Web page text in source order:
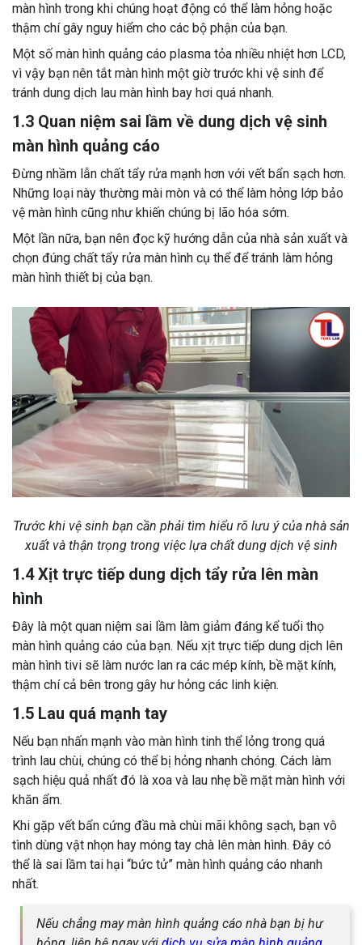
màn hình trong khi chúng hoạt động có thể làm hỏng hoặc
thậm chí gây nguy hiểm cho các bộ phận của bạn.
Một số màn hình quảng cáo plasma tỏa nhiều nhiệt hơn LCD,
vì vậy bạn nên tắt màn hình một giờ trước khi vệ sinh để
tránh dung dịch lau màn hình bay hơi quá nhanh.
1.3 Quan niệm sai lầm về dung dịch vệ sinh
màn hình quảng cáo
Đừng nhầm lẫn chất tẩy rửa mạnh hơn với vết bẩn sạch hơn.
Những loại này thường mài mòn và có thể làm hỏng lớp bảo
vệ màn hình cũng như khiến chúng bị lão hóa sớm.
Một lần nữa, bạn nên đọc kỹ hướng dẫn của nhà sản xuất và
chọn đúng chất tẩy rửa màn hình cụ thể để tránh làm hỏng
màn hình thiết bị của bạn.
Trước khi vệ sinh bạn cần phải tìm hiểu rõ lưu ý của nhà sản
xuất và thận trọng trong việc lựa chất dung dịch vệ sinh
1.4 Xịt trực tiếp dung dịch tẩy rửa lên màn
hình
Đây là một quan niệm sai lầm làm giảm đáng kể tuổi thọ
màn hình quảng cáo của bạn. Nếu xịt trực tiếp dung dịch lên
màn hình tivi sẽ làm nước lan ra các mép kính, bề mặt kính,
thậm chí cả bên trong gây hư hỏng các linh kiện.
1.5 Lau quá mạnh tay
Nếu bạn nhấn mạnh vào màn hình tinh thể lỏng trong quá
trình lau chùi, chúng có thể bị hỏng nhanh chóng. Cách làm
sạch hiệu quả nhất đó là xoa và lau nhẹ bề mặt màn hình với
khăn ẩm.
Khi gặp vết bẩn cứng đầu mà chùi mãi không sạch, bạn vô
tình dùng vật nhọn hay móng tay chà lên màn hình. Đây có
thể là sai lầm tai hại “bức tử” màn hình quảng cáo nhanh
nhất.
Nếu chẳng may màn hình quảng cáo nhà bạn bị hư